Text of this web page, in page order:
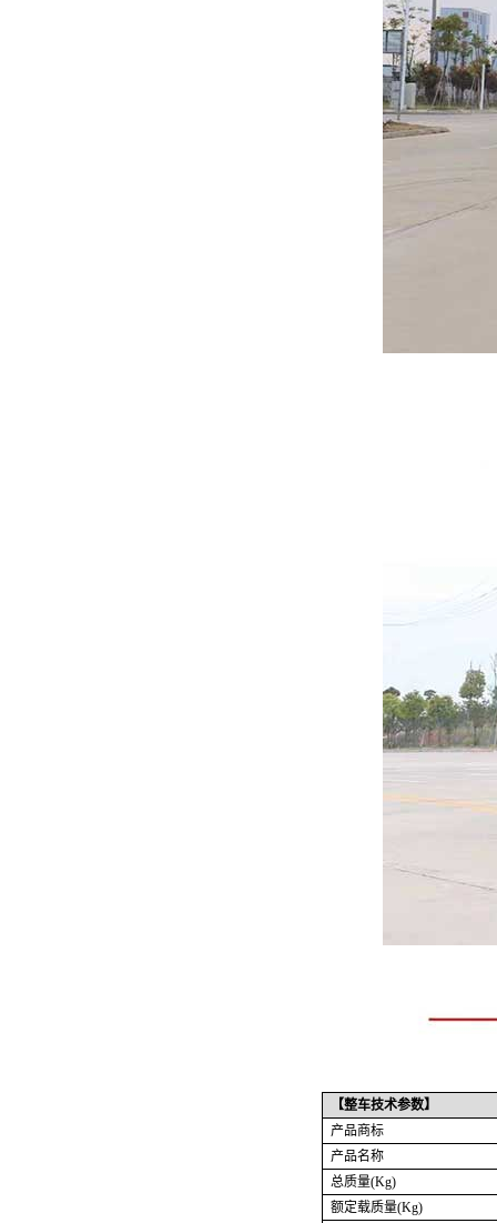
【整车技术参数】
产品商标
产品名称
总质量(Kg)
额定载质量(Kg)